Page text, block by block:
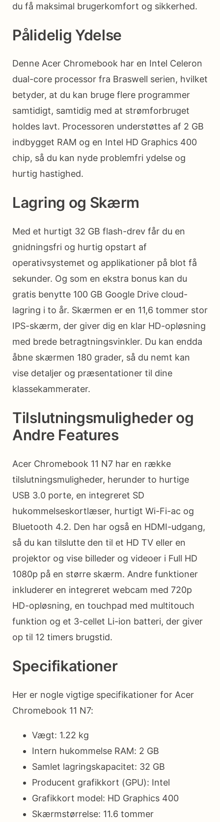
du få maksimal brugerkomfort og sikkerhed.
Pålidelig Ydelse
Denne Acer Chromebook har en Intel Celeron
dual-core processor fra Braswell serien, hvilket
betyder, at du kan bruge flere programmer
samtidigt, samtidig med at strømforbruget
holdes lavt. Processoren understøttes af 2 GB
indbygget RAM og en Intel HD Graphics 400
chip, så du kan nyde problemfri ydelse og
hurtig hastighed.
Lagring og Skærm
Med et hurtigt 32 GB flash-drev får du en
gnidningsfri og hurtig opstart af
operativsystemet og applikationer på blot få
sekunder. Og som en ekstra bonus kan du
gratis benytte 100 GB Google Drive cloud-
lagring i to år. Skærmen er en 11,6 tommer stor
IPS-skærm, der giver dig en klar HD-opløsning
med brede betragtningsvinkler. Du kan endda
åbne skærmen 180 grader, så du nemt kan
vise detaljer og præsentationer til dine
klassekammerater.
Tilslutningsmuligheder og
Andre Features
Acer Chromebook 11 N7 har en række
tilslutningsmuligheder, herunder to hurtige
USB 3.0 porte, en integreret SD
hukommelseskortlæser, hurtigt Wi-Fi-ac og
Bluetooth 4.2. Den har også en HDMI-udgang,
så du kan tilslutte den til et HD TV eller en
projektor og vise billeder og videoer i Full HD
1080p på en større skærm. Andre funktioner
inkluderer en integreret webcam med 720p
HD-opløsning, en touchpad med multitouch
funktion og et 3-cellet Li-ion batteri, der giver
op til 12 timers brugstid.
Specifikationer
Her er nogle vigtige specifikationer for Acer
Chromebook 11 N7:
Vægt: 1.22 kg
Intern hukommelse RAM: 2 GB
Samlet lagringskapacitet: 32 GB
Producent grafikkort (GPU): Intel
Grafikkort model: HD Graphics 400
Skærmstørrelse: 11.6 tommer